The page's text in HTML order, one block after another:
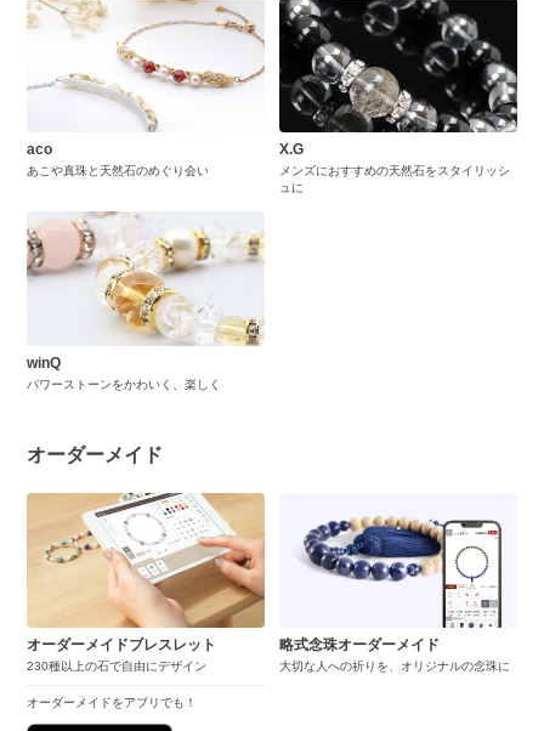
aco
あこや真珠と天然石のめぐり会い
X.G
メンズにおすすめの天然石をスタイリッシ
ュに
winQ
パワーストーンをかわいく、楽しく
オーダーメイド
オーダーメイドブレスレット
230種以上の石で自由にデザイン
オーダーメイドをアプリでも！
略式念珠オーダーメイド
大切な人への祈りを、オリジナルの念珠に